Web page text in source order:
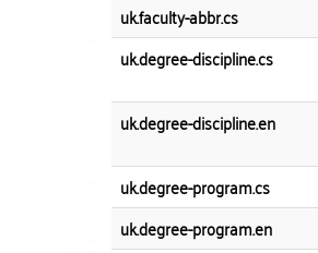
uk.faculty-abbr.cs
uk.degree-discipline.cs
uk.degree-discipline.en
uk.degree-program.cs
uk.degree-program.en